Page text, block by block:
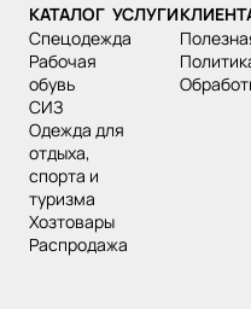
КАТАЛОГ
спецодежда
рабочая
обувь
СИЗ
одежда для
отдыха,
спорта и
туризма
хозтовары
распродажа
УСЛУГИ